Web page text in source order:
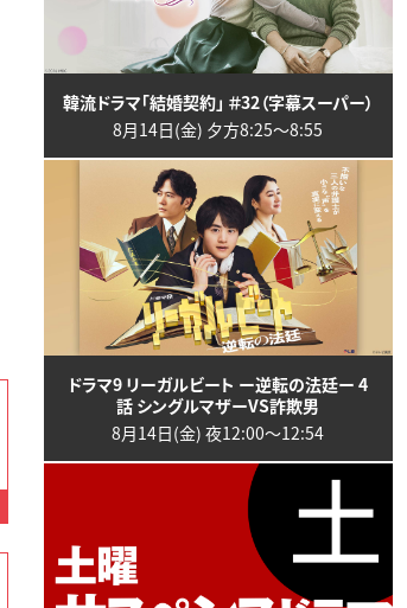
韓流ドラマ「結婚契約」 ＃32（字幕スーパー）
8月14日(金) 夕方8:25〜8:55
ドラマ9 リーガルビート ー逆転の法廷ー 4
話 シングルマザーVS詐欺男
8月14日(金) 夜12:00〜12:54